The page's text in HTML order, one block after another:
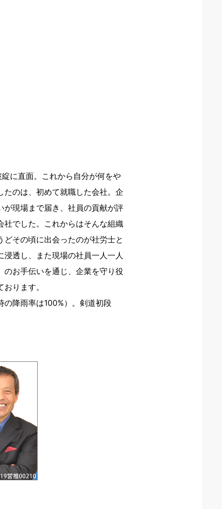
に直面。これから自分が何をや
のは、初めて就職した会社。企
現場まで届き、社員の貢献が評
でした。これからはそんな組織
その頃に出会ったのが社労士と
透し、また現場の社員一人一人
お手伝いを通じ、企業を守り役
ります。
降雨率は100%）。剣道初段